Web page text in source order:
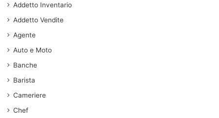
Addetto Inventario
Addetto Vendite
Agente
Auto e Moto
Banche
Barista
Cameriere
Chef